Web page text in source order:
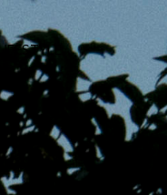
LIFESTYLE